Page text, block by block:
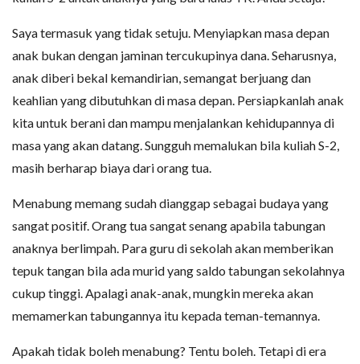
Saya termasuk yang tidak setuju. Menyiapkan masa depan
anak bukan dengan jaminan tercukupinya dana. Seharusnya,
anak diberi bekal kemandirian, semangat berjuang dan
keahlian yang dibutuhkan di masa depan. Persiapkanlah anak
kita untuk berani dan mampu menjalankan kehidupannya di
masa yang akan datang. Sungguh memalukan bila kuliah S-2,
masih berharap biaya dari orang tua.
Menabung memang sudah dianggap sebagai budaya yang
sangat positif. Orang tua sangat senang apabila tabungan
anaknya berlimpah. Para guru di sekolah akan memberikan
tepuk tangan bila ada murid yang saldo tabungan sekolahnya
cukup tinggi. Apalagi anak-anak, mungkin mereka akan
memamerkan tabungannya itu kepada teman-temannya.
Apakah tidak boleh menabung? Tentu boleh. Tetapi di era